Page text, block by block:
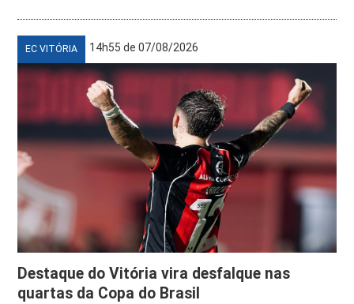
EC VITÓRIA 14h55 de 07/08/2026
Destaque do Vitória vira desfalque nas
quartas da Copa do Brasil